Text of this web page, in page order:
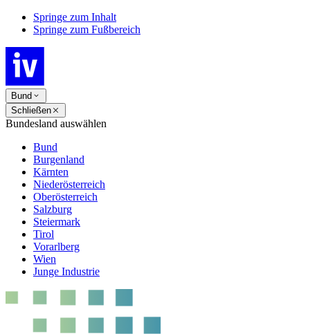
Springe zum Inhalt
Springe zum Fußbereich
Bund
Schließen
Bundesland auswählen
Bund
Burgenland
Kärnten
Niederösterreich
Oberösterreich
Salzburg
Steiermark
Tirol
Vorarlberg
Wien
Junge Industrie